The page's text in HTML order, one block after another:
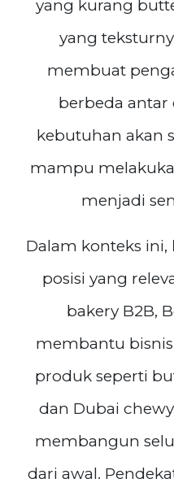
yang kurang
yang
membuat
berbeda antar
kebutuhan akan
mampu
menjadi
Dalam konteks ini,
posisi yang
bakery B2B,
membantu
produk seperti
dan Dubai
membangun
dari awal.